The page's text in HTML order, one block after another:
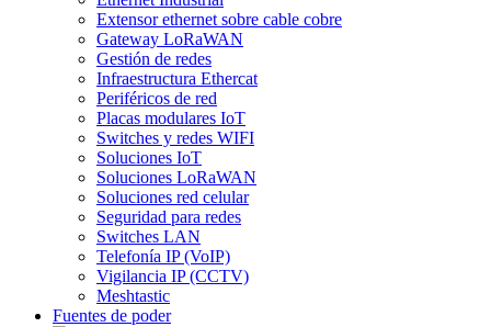
Extensor ethernet sobre cable cobre
Gateway LoRaWAN
Gestión de redes
Infraestructura Ethercat
Periféricos de red
Placas modulares IoT
Switches y redes WIFI
Soluciones IoT
Soluciones LoRaWAN
Soluciones red celular
Seguridad para redes
Switches LAN
Telefonía IP (VoIP)
Vigilancia IP (CCTV)
Meshtastic
Fuentes de poder